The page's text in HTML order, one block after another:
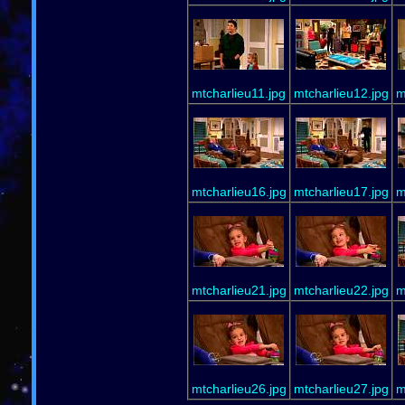
mtcharlieu11.jpg mtcharlieu12.jpg
mtcharlieu16.jpg mtcharlieu17.jpg
mtcharlieu21.jpg mtcharlieu22.jpg
mtcharlieu26.jpg mtcharlieu27.jpg